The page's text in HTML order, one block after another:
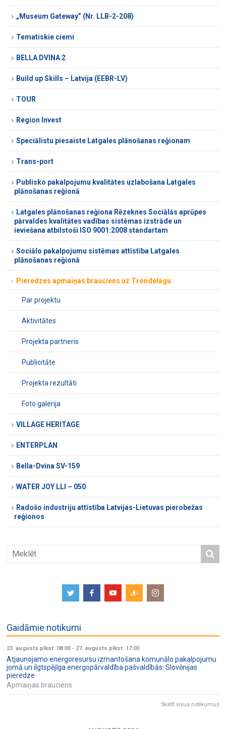
„Museum Gateway” (Nr. LLB-2-208)
Tematiskie ciemi
BELLA DVINA 2
Build up Skills – Latvija (EEBR-LV)
TOUR
Region Invest
Speciālistu piesaiste Latgales plānošanas reģionam
Trans-port
Publisko pakalpojumu kvalitātes uzlabošana Latgales
plānošanas reģionā
Latgales plānošanas reģiona Rēzeknes Sociālās aprūpes
pārvaldes kvalitātes vadības sistēmas izstrāde un
ieviešana atbilstoši ISO 9001:2008 standartam
Sociālo pakalpojumu sistēmas attīstība Latgales
plānošanas reģionā
Pieredzes apmaiņas brauciens uz Trondelāgu
Par projektu
Aktivitātes
Projekta partneris
Publicitāte
Projekta rezultāti
Foto galerija
VILLAGE HERITAGE
ENTERPLAN
Bella-Dvina SV-159
WATER JOY LLI – 050
Radošo industriju attīstība Latvijas-Lietuvas pierobežas
reģionos
Gaidāmie notikumi
23. augusts plkst. 08:00- 27. augusts plkst. 17:00
Atjaunojamo energoresursu izmantošana komunālo pakalpojumu
jomā un ilgtspējīga energopārvaldība pašvaldībās: Slovēnijas
pieredze
Apmaiņas brauciens
Skatīt visus notikumus